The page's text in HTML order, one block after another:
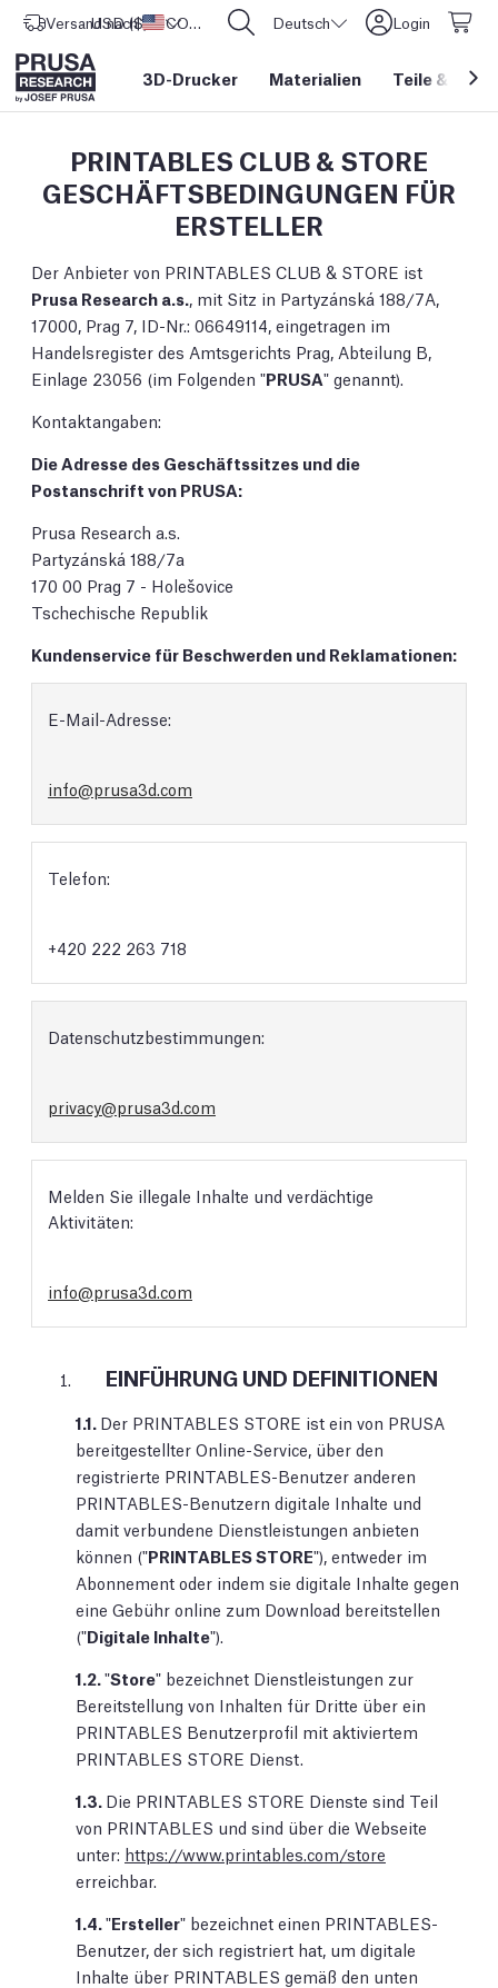
Versand nach Vereinigte Staaten
USD ($) CORE One L: Jetzt auf Lager! Deutsch Login
3D-Drucker Materialien Teile &
PRINTABLES CLUB & STORE
GESCHÄFTSBEDINGUNGEN FÜR
ERSTELLER
Der Anbieter von PRINTABLES CLUB & STORE ist
Prusa Research a.s., mit Sitz in Partyzánská 188/7A,
17000, Prag 7, ID-Nr.: 06649114, eingetragen im
Handelsregister des Amtsgerichts Prag, Abteilung B,
Einlage 23056 (im Folgenden "PRUSA" genannt).
Kontaktangaben:
Die Adresse des Geschäftssitzes und die
Postanschrift von PRUSA:
Prusa Research a.s.
Partyzánská 188/7a
170 00 Prag 7 - Holešovice
Tschechische Republik
Kundenservice für Beschwerden und Reklamationen:
E-Mail-Adresse:
info@prusa3d.com
Telefon:
+420 222 263 718
Datenschutzbestimmungen:
privacy@prusa3d.com
Melden Sie illegale Inhalte und verdächtige
Aktivitäten:
info@prusa3d.com
EINFÜHRUNG UND DEFINITIONEN
1.1. Der PRINTABLES STORE ist ein von PRUSA
bereitgestellter Online-Service, über den
registrierte PRINTABLES-Benutzer anderen
PRINTABLES-Benutzern digitale Inhalte und
damit verbundene Dienstleistungen anbieten
können ("PRINTABLES STORE"), entweder im
Abonnement oder indem sie digitale Inhalte gegen
eine Gebühr online zum Download bereitstellen
("Digitale Inhalte").
1.2."Store" bezeichnet Dienstleistungen zur
Bereitstellung von Inhalten für Dritte über ein
PRINTABLES Benutzerprofil mit aktiviertem
PRINTABLES STORE Dienst.
1.3. Die PRINTABLES STORE Dienste sind Teil
von PRINTABLES und sind über die Webseite
unter: https://www.printables.com/store
erreichbar.
1.4."Ersteller" bezeichnet einen PRINTABLES-
Benutzer, der sich registriert hat, um digitale
Inhalte über PRINTABLES gemäß den unten